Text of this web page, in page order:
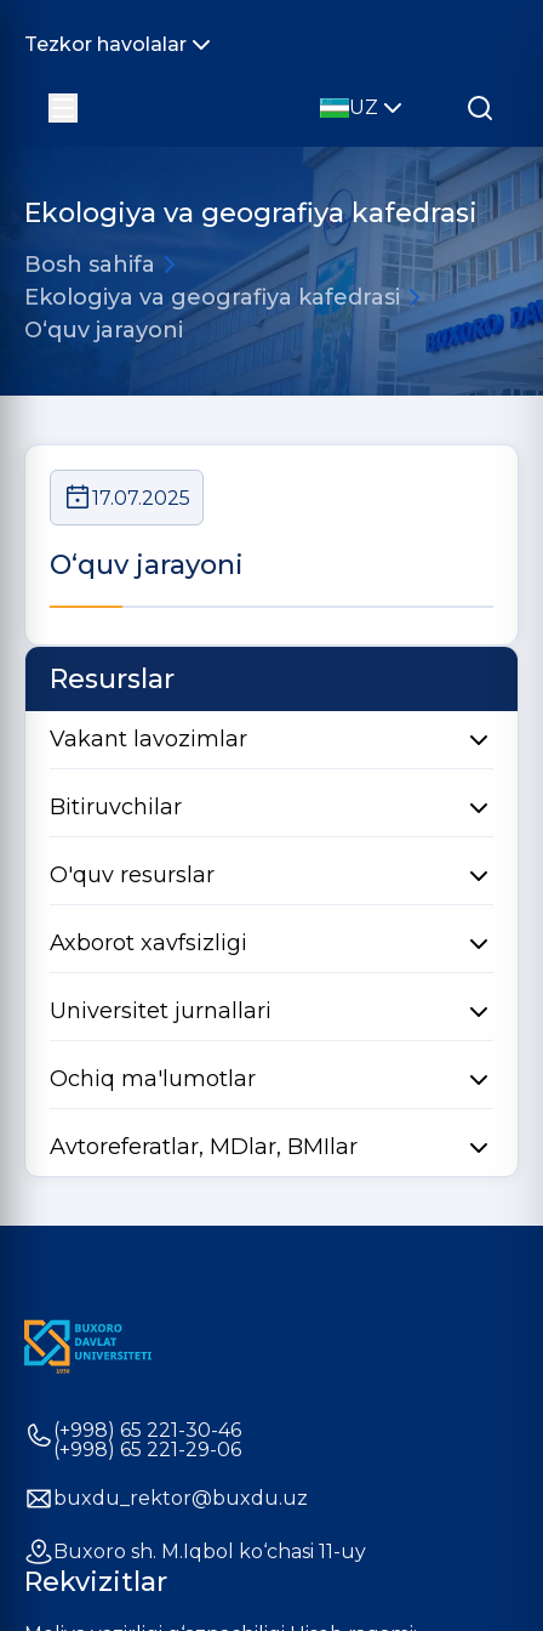
Tezkor havolalar
UZ
Ekologiya va geografiya kafedrasi
Bosh sahifa
Ekologiya va geografiya kafedrasi
O‘quv jarayoni
17.07.2025
O‘quv jarayoni
Resurslar
Vakant lavozimlar
Bitiruvchilar
O'quv resurslar
Axborot xavfsizligi
Universitet jurnallari
Ochiq ma'lumotlar
Avtoreferatlar, MDlar, BMIlar
(+998) 65 221-30-46
(+998) 65 221-29-06
buxdu_rektor@buxdu.uz
Buxoro sh. M.Iqbol ko‘chasi 11-uy
Rekvizitlar